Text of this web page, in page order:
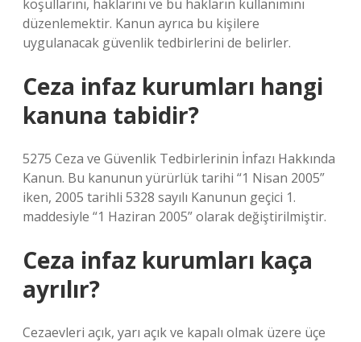
koşullarını, haklarını ve bu hakların kullanımını
düzenlemektir. Kanun ayrıca bu kişilere
uygulanacak güvenlik tedbirlerini de belirler.
Ceza infaz kurumları hangi
kanuna tabidir?
5275 Ceza ve Güvenlik Tedbirlerinin İnfazı Hakkında
Kanun. Bu kanunun yürürlük tarihi “1 Nisan 2005”
iken, 2005 tarihli 5328 sayılı Kanunun geçici 1.
maddesiyle “1 Haziran 2005” olarak değiştirilmiştir.
Ceza infaz kurumları kaça
ayrılır?
Cezaevleri açık, yarı açık ve kapalı olmak üzere üçe